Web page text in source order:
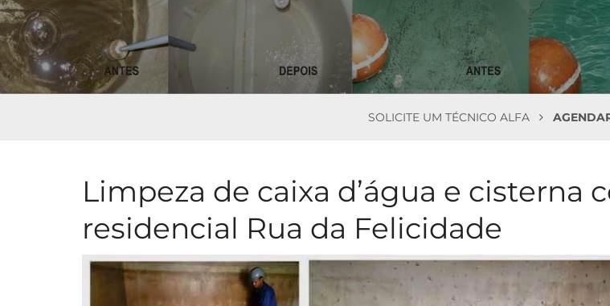
SOLICITE UM TÉCNICO ALFA
Limpeza de caixa d’água e cisterna
residencial Rua da Felicidade